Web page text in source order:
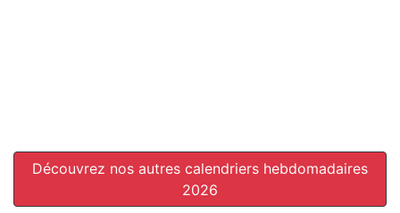
Découvrez nos autres calendriers hebdomadaires
2026